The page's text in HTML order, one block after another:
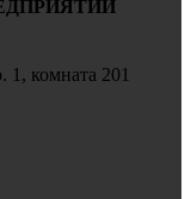
1, комната 201